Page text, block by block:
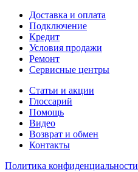
Доставка и оплата
Подключение
Кредит
Условия продажи
Ремонт
Сервисные центры
Статьи и акции
Глоссарий
Помощь
Видео
Возврат и обмен
Контакты
Политика конфиденциальности